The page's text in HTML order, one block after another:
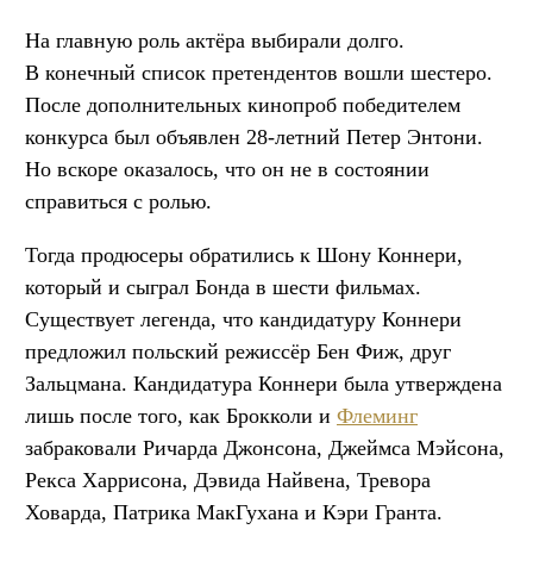
На главную роль актёра выбирали долго.
В конечный список претендентов вошли шестеро.
После дополнительных кинопроб победителем
конкурса был объявлен 28-летний Петер Энтони.
Но вскоре оказалось, что он не в состоянии
справиться с ролью.
Тогда продюсеры обратились к Шону Коннери,
который и сыграл Бонда в шести фильмах.
Существует легенда, что кандидатуру Коннери
предложил польский режиссёр Бен Фиж, друг
Зальцмана. Кандидатура Коннери была утверждена
лишь после того, как Брокколи и Флеминг
забраковали Ричарда Джонсона, Джеймса Мэйсона,
Рекса Харрисона, Дэвида Найвена, Тревора
Ховарда, Патрика МакГухана и Кэри Гранта.